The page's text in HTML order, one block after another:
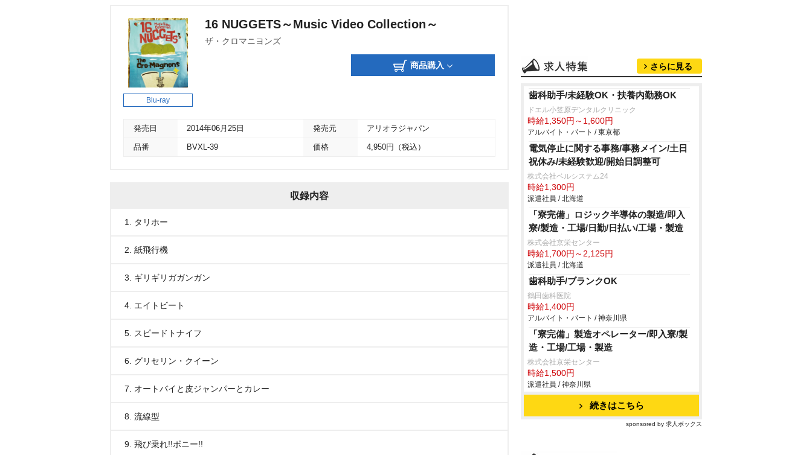
Blu-ray
16 NUGGETS～Music Video Collection～
ザ・クロマニヨンズ
商品購入
発売日 2014年06月25日 発売元 アリオラジャパン
品番 BVXL-39 価格 4,950円（税込）
収録内容
1. タリホー
2. 紙飛行機
3. ギリギリガガンガン
4. エイトビート
5. スピードトナイフ
6. グリセリン・クイーン
7. オートバイと皮ジャンパーとカレー
8. 流線型
9. 飛び乗れ!!ボニー!!
さらに見る
歯科助手/未経験OK・扶養内勤務OK
ドエル小笠原デンタルクリニック
時給1,350円～1,600円
アルバイト・パート / 東京都
電気停止に関する事務/事務メイン/土日
祝休み/未経験歓迎/開始日調整可
株式会社ベルシステム24
時給1,300円
派遣社員 / 北海道
「寮完備」ロジック半導体の製造/即入
寮/製造・工場/日勤/日払い/工場・製造
株式会社京栄センター
時給1,700円～2,125円
派遣社員 / 北海道
歯科助手/ブランクOK
鶴田歯科医院
時給1,400円
アルバイト・パート / 神奈川県
「寮完備」製造オペレーター/即入寮/製
造・工場/工場・製造
株式会社京栄センター
時給1,500円
派遣社員 / 神奈川県
続きはこちら
sponsored by 求人ボックス